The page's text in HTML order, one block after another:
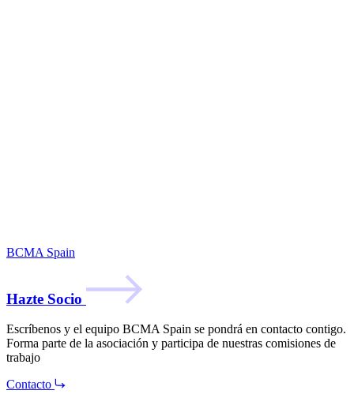
BCMA Spain
Hazte Socio
Escríbenos y el equipo BCMA Spain se pondrá en contacto contigo.
Forma parte de la asociación y participa de nuestras comisiones de
trabajo
Contacto